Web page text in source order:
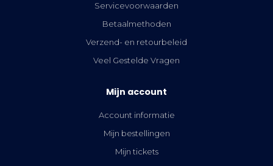
Servicevoorwaarden
Betaalmethoden
Verzend- en retourbeleid
Veel Gestelde Vragen
Mijn account
Account informatie
Mijn bestellingen
Mijn tickets